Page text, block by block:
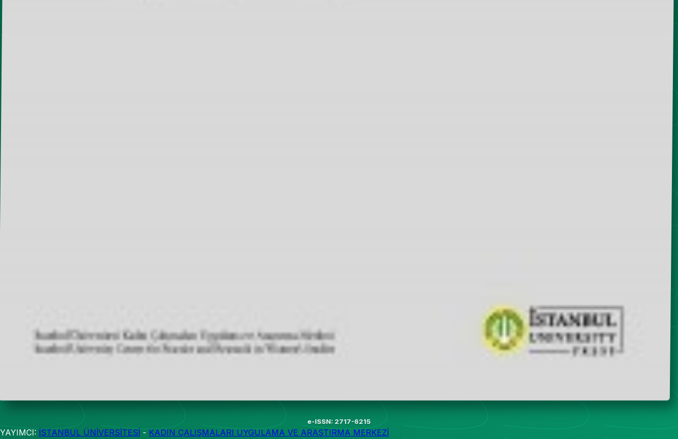
e-ISSN: 2717-6215
YAYIMCI: İSTANBUL ÜNİVERSİTESİ - KADIN ÇALIŞMALARI UYGULAMA VE ARAŞTIRMA MERKEZİ